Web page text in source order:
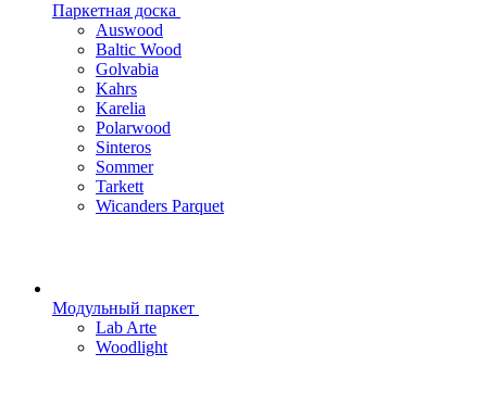
Паркетная доска
Auswood
Baltic Wood
Golvabia
Kahrs
Karelia
Polarwood
Sinteros
Sommer
Tarkett
Wicanders Parquet
Модульный паркет
Lab Arte
Woodlight